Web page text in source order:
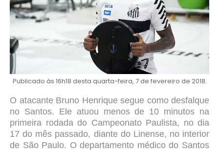
Publicado às 16h18 desta quarta-feira, 7 de fevereiro de 2018.
O atacante Bruno Henrique segue como desfalque
no Santos. Ele atuou menos de 10 minutos na
primeira rodada do Campeonato Paulista, no dia
17 do mês passado, diante do Linense, no interior
de São Paulo. O departamento médico do Santos